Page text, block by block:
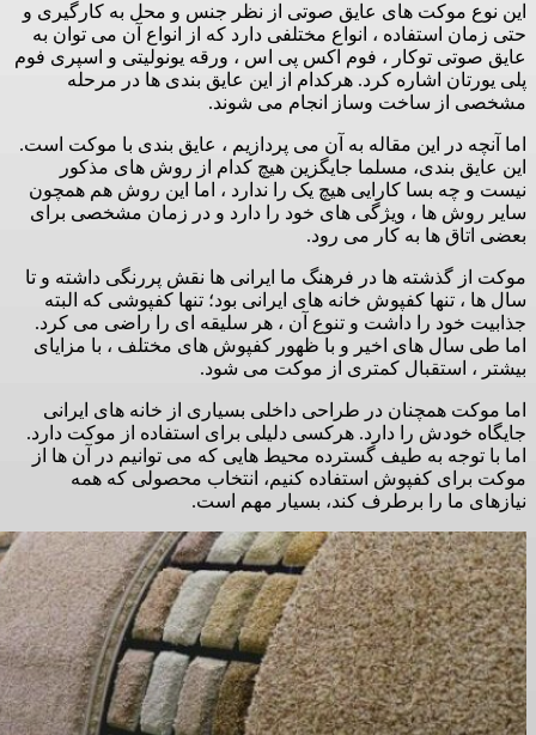
این نوع موکت های عایق صوتی از نظر جنس و محل به کارگیری و
حتی زمان استفاده ، انواع مختلفی دارد که از انواع آن می توان به
عایق صوتی توکار ، فوم اکس پی اس ، ورقه یونولیتی و اسپری فوم
پلی یورتان اشاره کرد. هرکدام از این عایق بندی ها در مرحله
مشخصی از ساخت وساز انجام می شوند.
اما آنچه در این مقاله به آن می پردازیم ، عایق بندی با موکت است.
این عایق بندی، مسلما جایگزین هیچ کدام از روش های مذکور
نیست و چه بسا کارایی هیچ یک را ندارد ، اما این روش هم همچون
سایر روش ها ، ویژگی های خود را دارد و در زمان مشخصی برای
بعضی اتاق ها به کار می رود.
موکت از گذشته ها در فرهنگ ما ایرانی ها نقش پررنگی داشته و تا
سال ها ، تنها کفپوش خانه های ایرانی بود؛ تنها کفپوشی که البته
جذابیت خود را داشت و تنوع آن ، هر سلیقه ای را راضی می کرد.
اما طی سال های اخیر و با ظهور کفپوش های مختلف ، با مزایای
بیشتر ، استقبال کمتری از موکت می شود.
اما موکت همچنان در طراحی داخلی بسیاری از خانه های ایرانی
جایگاه خودش را دارد. هرکسی دلیلی برای استفاده از موکت دارد.
اما با توجه به طیف گسترده محیط هایی که می توانیم در آن ها از
موکت برای کفپوش استفاده کنیم، انتخاب محصولی که همه
نیازهای ما را برطرف کند، بسیار مهم است.